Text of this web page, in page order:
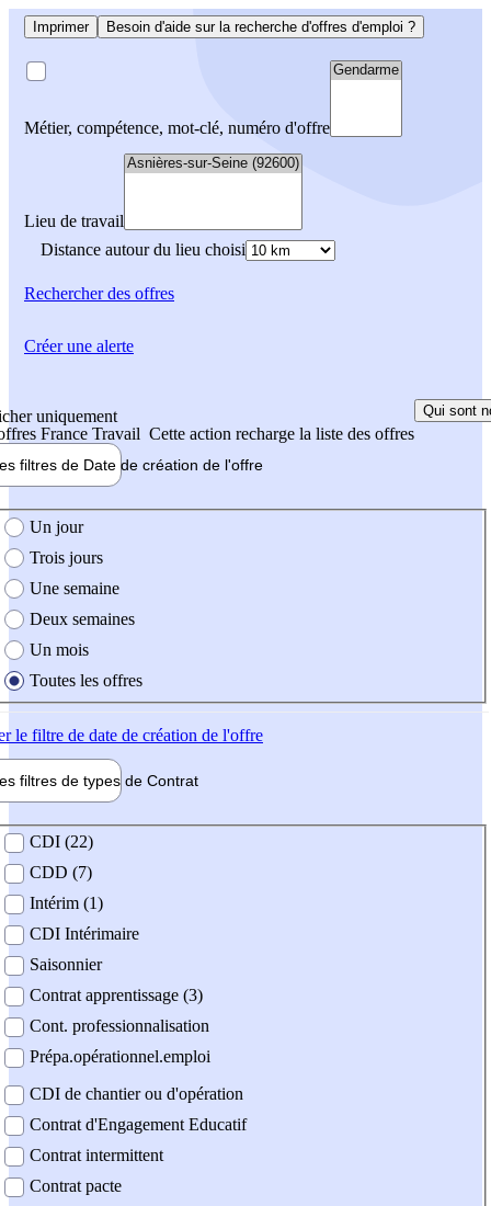
Imprimer Besoin d'aide sur la recherche d'offres d'emploi ?
Métier, compétence, mot-clé, numéro d'offre
Lieu de travail
Distance autour du lieu choisi
Rechercherdes offres
uniquement
France Travail Cette action recharge la liste des offres
Qui sont
filtres de Date de création de l'offre
création de l'offre
Un jour
Trois jours
Une semaine
Deux semaines
Un mois
Toutes les offres
le filtre de date de création de l'offre
filtres de types de Contrat
contrat
CDI (22)
CDD (7)
Intérim (1)
CDI Intérimaire
Saisonnier
Contrat apprentissage (3)
Cont. professionnalisation
Prépa.opérationnel.emploi
CDI de chantier ou d'opération
Contrat d'Engagement Educatif
Contrat intermittent
Contrat pacte
Créer une alerte